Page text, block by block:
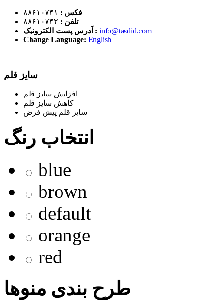
فکس : ۸۸۶۱۰۷۴۱
تلفن : ۸۸۶۱۰۷۴۲
آدرس پست الکترونیک : info@tasdid.com
Change Language: English
سایز قلم
افزایش سایز قلم
کاهش سایز قلم
سایز قلم پیش فرض
انتخاب رنگ
blue
brown
default
orange
red
طرح بندی منوها